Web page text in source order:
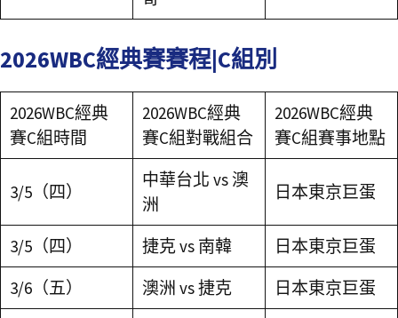
2026WBC經典賽賽程|C組別
2026WBC經典
賽C組時間
2026WBC經典
賽C組對戰組合
2026WBC經典
賽C組賽事地點
3/5（四）
中華台北 vs 澳
洲
日本東京巨蛋
3/5（四） 捷克 vs 南韓
日本東京巨蛋
3/6（五）
澳洲 vs 捷克 日本東京巨蛋